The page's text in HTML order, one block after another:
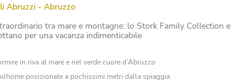
Abruzzi - Abruzzo
tra mare e montagne: lo Stork Family Collection e
per una vacanza indimenticabile
in riva al mare e nel verde cuore d’Abruzzo
posizionate a pochissimi metri dalla spiaggia